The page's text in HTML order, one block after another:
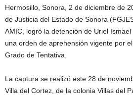
Hermosillo, Sonora, 2 de diciembre de
de Justicia del Estado de Sonora
AMIC, logró la detención de Uriel Ismael
una orden de aprehensión vigente por
Grado de Tentativa.
La captura se realizó este 28 de
Villa del Cortez, de la colonia Villas del